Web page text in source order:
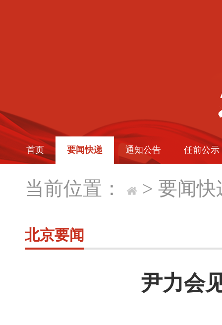
首页 要闻快递 通知公告 任前公示
当前位置： > 要闻快
北京要闻
尹力会